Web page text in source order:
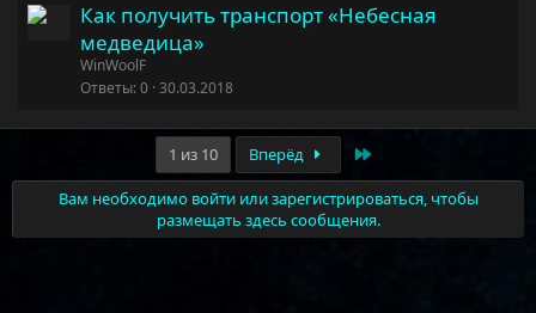
Как получить транспорт «Небесная
медведица»
WinWoolF
Ответы 0 30.03.2018
1 из 10 Вперёд
Вам необходимо войти или зарегистрироваться, чтобы
размещать здесь сообщения.